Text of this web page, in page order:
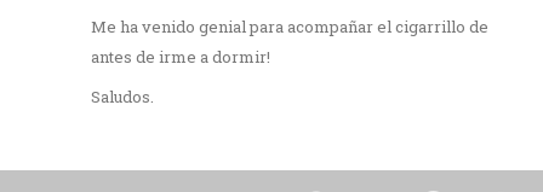
Me ha venido genial para acompañar el cigarrillo de
antes de irme a dormir!
Saludos.